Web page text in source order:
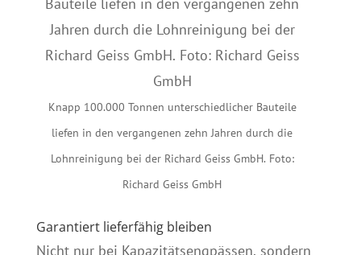
Knapp 100.000 Tonnen unterschiedlicher Bauteile
liefen in den vergangenen zehn Jahren durch die
Lohnreinigung bei der Richard Geiss GmbH. Foto:
Richard Geiss GmbH
Garantiert lieferfähig bleiben
Nicht nur bei Kapazitätsengpässen, sondern